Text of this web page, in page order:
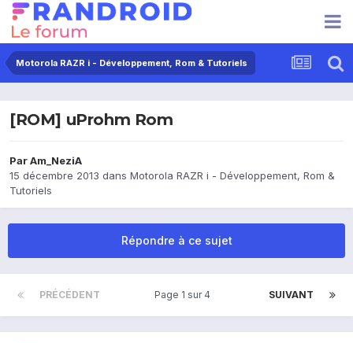
Motorola RAZR i - Développement, Rom & Tutoriels
[ROM] uProhm Rom
ParAm_NeziA
15 décembre 2013 dans Motorola RAZR i - Développement, Rom &
Tutoriels
Répondre à ce sujet
PRÉCÉDENT SUIVANT
Page 1 sur 4